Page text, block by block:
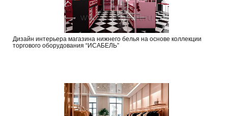
Дизайн интерьера магазина нижнего белья на основе коллекции
торгового оборудования “ИСАБЕЛЬ”